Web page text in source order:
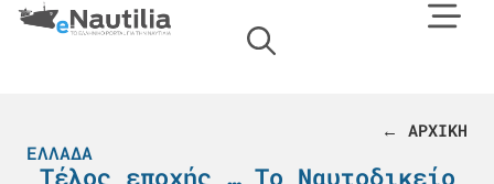
← ΑΡΧΙΚΗ
ΕΛΛΆΔΑ
Τέλος εποχής … Το Ναυτοδικείο